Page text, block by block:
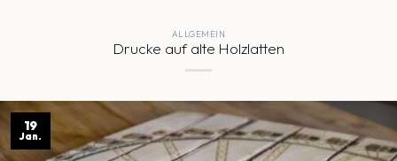
ALLGEMEIN
Drucke auf alte Holzlatten
19
Jan.